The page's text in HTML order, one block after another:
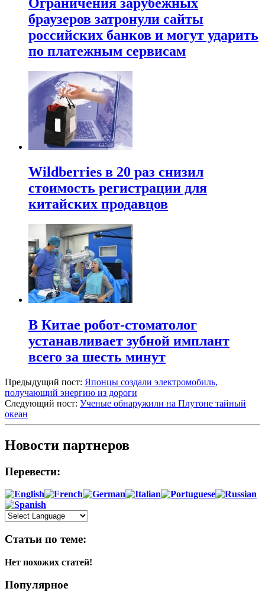
браузеров затронули сайты
российских банков и могут ударить
по платежным сервисам
Wildberries в 20 раз снизил
стоимость регистрации для
китайских продавцов
В Китае робот-стоматолог
устанавливает зубной имплант
всего за шесть минут
Предыдущий пост: Японцы создали электромобиль,
получающий энергию из дороги
Следующий пост: Ученые обнаружили на Плутоне тайный
океан
Новости партнеров
Перевести:
Статьи по теме:
Нет похожих статей!
Популярное